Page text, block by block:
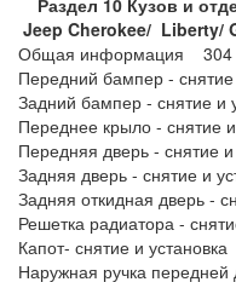
Раздел 10 Кузов и
Jeep Cherokee/ Liberty/
Общая информация 304
Передний бампер -
Задний бампер - снятие
Переднее крыло - снятие
Передняя дверь - снятие
Задняя дверь - снятие и
Задняя откидная дверь -
Решетка радиатора -
Капот- снятие и
Наружная ручка